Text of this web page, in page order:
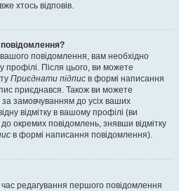
хтось відповів.
повідомлення, вам необхідно
профілі. Після цього, ви можете
Приєднати підпис в формі написання
приєднався. Також ви можете
замовчуванням до усіх ваших
відмітку в вашому профілі (ви
окремих повідомлень, знявши відмітку
в формі написання повідомлення).
час редагування першого повідомлення